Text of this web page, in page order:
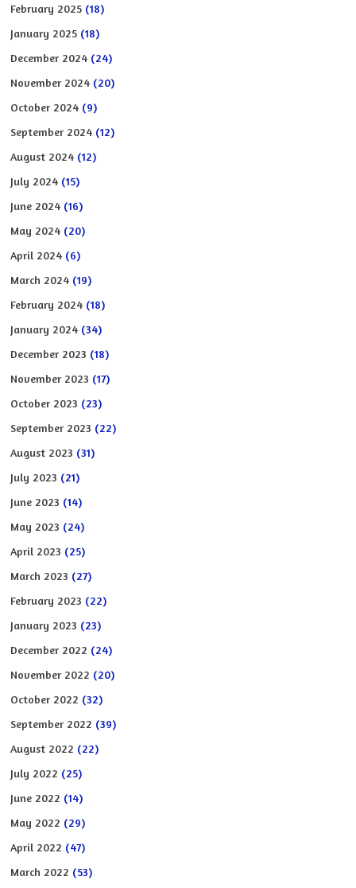
February 2025 (18)
January 2025 (18)
December 2024 (24)
November 2024 (20)
October 2024 (9)
September 2024 (12)
August 2024 (12)
July 2024 (15)
June 2024 (16)
May 2024 (20)
April 2024 (6)
March 2024 (19)
February 2024 (18)
January 2024 (34)
December 2023 (18)
November 2023 (17)
October 2023 (23)
September 2023 (22)
August 2023 (31)
July 2023 (21)
June 2023 (14)
May 2023 (24)
April 2023 (25)
March 2023 (27)
February 2023 (22)
January 2023 (23)
December 2022 (24)
November 2022 (20)
October 2022 (32)
September 2022 (39)
August 2022 (22)
July 2022 (25)
June 2022 (14)
May 2022 (29)
April 2022 (47)
March 2022 (53)